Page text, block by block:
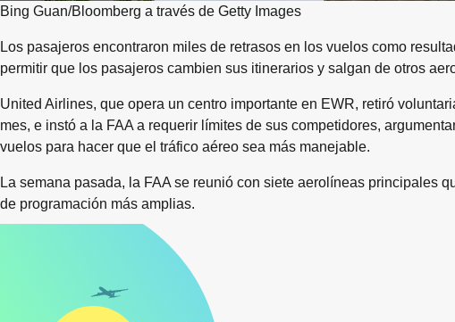
Bing Guan/Bloomberg a través de Getty Images
Los pasajeros encontraron miles de retrasos en los vuelos como
permitir que los pasajeros cambien sus itinerarios y salgan de otros
United Airlines, que opera un centro importante en EWR, retiró
mes, e instó a la FAA a requerir límites de sus competidores,
vuelos para hacer que el tráfico aéreo sea más manejable.
La semana pasada, la FAA se reunió con siete aerolíneas principales
de programación más amplias.